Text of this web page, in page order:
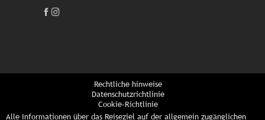
Rechtliche hinweise
Datenschutzrichtlinie
Cookie-Richtlinie
Alle Informationen über das Reiseziel auf der allgemein zugänglichen